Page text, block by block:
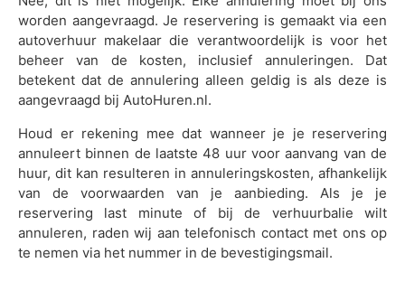
worden aangevraagd. Je reservering is gemaakt via een
autoverhuur makelaar die verantwoordelijk is voor het
beheer van de kosten, inclusief annuleringen. Dat
betekent dat de annulering alleen geldig is als deze is
aangevraagd bij AutoHuren.nl.
Houd er rekening mee dat wanneer je je reservering
annuleert binnen de laatste 48 uur voor aanvang van de
huur, dit kan resulteren in annuleringskosten, afhankelijk
van de voorwaarden van je aanbieding. Als je je
reservering last minute of bij de verhuurbalie wilt
annuleren, raden wij aan telefonisch contact met ons op
te nemen via het nummer in de bevestigingsmail.